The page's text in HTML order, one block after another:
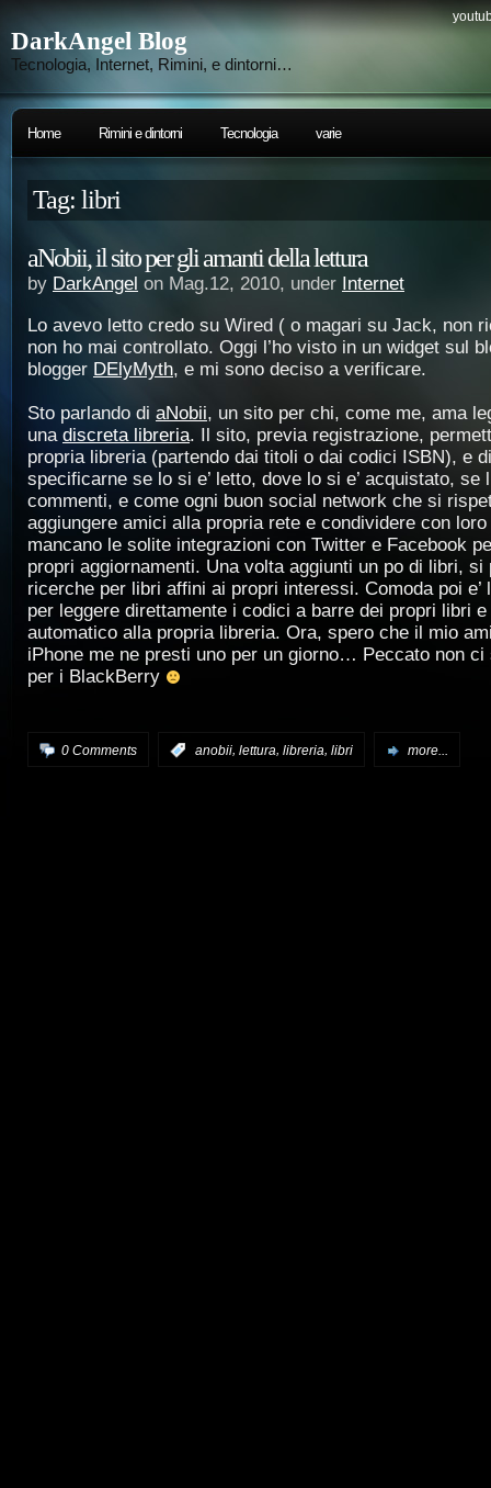
DarkAngel Blog
Tecnologia, Internet, Rimini, e dintorni…
Home Rimini e dintorni Tecnologia varie
Tag: libri
aNobii, il sito per gli amanti della lettura
by DarkAngel on Mag.12, 2010, under Internet
Lo avevo letto credo su Wired ( o magari su Jack, non
non ho mai controllato. Oggi l’ho visto in un widget sul
blogger DElyMyth, e mi sono deciso a verificare.
Sto parlando di aNobii, un sito per chi, come me, ama
una discreta libreria. Il sito, previa registrazione,
propria libreria (partendo dai titoli o dai codici ISBN), e
specificarne se lo si e’ letto, dove lo si e’ acquistato, se
commenti, e come ogni buon social network che si
aggiungere amici alla propria rete e condividere con
mancano le solite integrazioni con Twitter e Facebook
propri aggiornamenti. Una volta aggiunti un po di libri, si
ricerche per libri affini ai propri interessi. Comoda poi e’
per leggere direttamente i codici a barre dei propri libri
automatico alla propria libreria. Ora, spero che il mio
iPhone me ne presti uno per un giorno… Peccato non ci
per i BlackBerry
0 Comments anobii, lettura, libreria, libri more...